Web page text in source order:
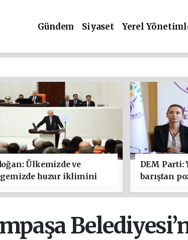
Gündem Siyaset Yerel
Ülkemizde ve
huzur iklimini
hayırlara vesile
DEM Parti:
barıştan
önemlidir